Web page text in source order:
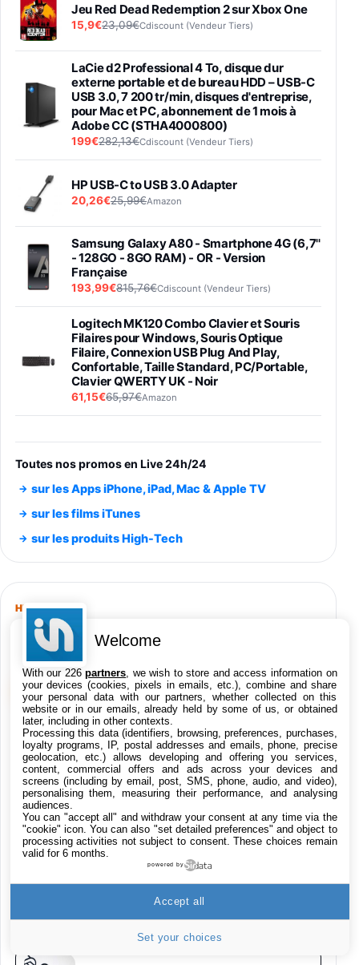
Jeu Red Dead Redemption 2 sur Xbox One
15,9€23,09€Cdiscount (Vendeur Tiers)
LaCie d2 Professional 4 To, disque dur
externe portable et de bureau HDD – USB-C
USB 3.0, 7 200 tr/min, disques d'entreprise,
pour Mac et PC, abonnement de 1 mois à
Adobe CC (STHA4000800)
199€282,13€Cdiscount (Vendeur Tiers)
HP USB-C to USB 3.0 Adapter
20,26€25,99€Amazon
Samsung Galaxy A80 - Smartphone 4G (6,7''
- 128GO - 8GO RAM) - OR - Version
Française
193,99€815,76€Cdiscount (Vendeur Tiers)
Logitech MK120 Combo Clavier et Souris
Filaires pour Windows, Souris Optique
Filaire, Connexion USB Plug And Play,
Confortable, Taille Standard, PC/Portable,
Clavier QWERTY UK - Noir
61,15€65,97€Amazon
entraénement direct 3 vitesses (33-45-78
trs/min) avec pre-ampli intégré et port USB
Smartphone SAMSUNG Galaxy S26 Ultra
891,99€1199€Fnac (Vendeur Tiers)
Smartphone SAMSUNG Galaxy S26+ Violet
749,99€
Galaxy S26 256 Go Bleu
648,63€834,71€Fnac (Vendeur Tiers)
Samsung Galaxy Miracle Ultra, Smartphone
Android 5G avec Galaxy AI, 512 Go,
Chargeur Secteur Rapide 25W Inclus,
Smartphone déverrouillé, Noir, Version FR
1019€1399€Fnac (Vendeur Tiers)
Galaxy S26 Ultra 512 Go Bleu
1019€1399€Fnac (Vendeur Tiers)
Galaxy S26 Ultra 256 Go Violet
Fnac (Vendeur Tiers)
Philips SHK2000BL - Casque Enfant - Bleu &
Répartiteur Audio 5 Casques, Blanc
Toutes nos promos en Live 24h/24
sur les Apps iPhone, iPad, Mac & Apple TV
sur les films iTunes
sur les produits High-Tech
HIGH-TECH
EN CE MOMENT SUR KULTUREGEEK
VOIR KULTUREGEEK →
Piratage d’Intermarché : une enquête
ouverte après le vol de données des
clients
Les ventes de Switch 2 ont chuté, mais
Nintendo reste confiant
Le film Zelda a trouvé son acteur pour
incarner Ganondorf
Welcome
With our 226partners , we wish to store and access information on
your devices (cookies, pixels in emails, etc.), combine and share
your personal data with our partners, whether collected on this
website or in our emails, already held by some of us, or obtained
later, including in other contexts.
Processing this data (identifiers, browsing, preferences, purchases,
loyalty programs, IP, postal addresses and emails, phone, precise
geolocation, etc.) allows developing and offering you services,
content, commercial offers and ads across your devices and
screens (including by email, post, SMS, phone, audio, and video),
personalising them, measuring their performance, and analysing
audiences.
You can "accept all" and withdraw your consent at any time via the
"cookie" icon. You can also "set detailed preferences" and object to
processing activities not subject to consent. These choices remain
valid for 6 months.
powered by
Set your choices
Accept all